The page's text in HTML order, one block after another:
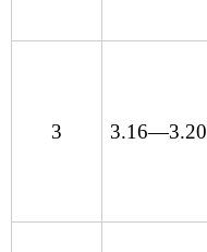
3 3.16—3.20